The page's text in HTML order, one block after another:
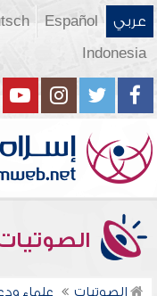
عربي Español
Indonesia
الصوتيات علماء